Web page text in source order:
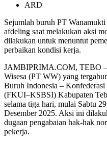
ARD
Sejumlah buruh PT
afdeling saat melakukan aksi
dilakukan untuk menuntut
perbaikan kondisi kerja.
JAMBIPRIMA.COM, TEBO –
Wisesa (PT WW) yang
Buruh Indonesia –
(FKUI–KSBSI) Kabupaten
selama tiga hari, mulai Sabtu
Desember 2025. Aksi ini
dugaan pengabaian hak-hak
pekerja.